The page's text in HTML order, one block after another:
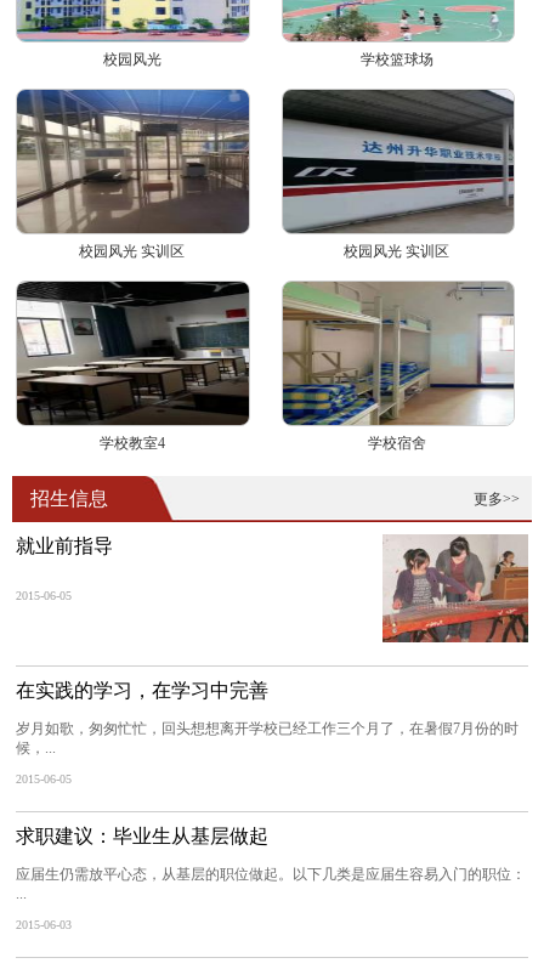
校园风光 学校篮球场
校园风光 实训区 校园风光 实训区
学校教室4 学校宿舍
更多>>
招生信息
就业前指导
2015-06-05
在实践的学习，在学习中完善
岁月如歌，匆匆忙忙，回头想想离开学校已经工作三个月了，在暑假7月份的时
候，...
2015-06-05
求职建议：毕业生从基层做起
应届生仍需放平心态，从基层的职位做起。以下几类是应届生容易入门的职位：
...
2015-06-03